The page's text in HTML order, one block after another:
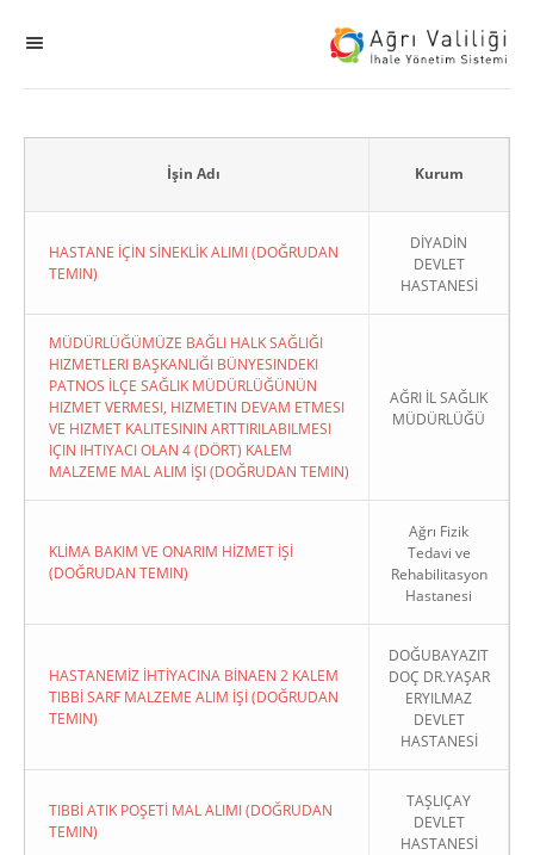
KHGB
Okul
Sonuçlanan Kayıtlar
Copyright 2022. Ağrı Valiliği
İşin Adı Kurum
HASTANE İÇİN SİNEKLİK ALIMI (DOĞRUDAN
TEMIN)
DİYADİN
DEVLET
HASTANESİ
MÜDÜRLÜĞÜMÜZE BAĞLI HALK SAĞLIĞI
HIZMETLERI BAŞKANLIĞI BÜNYESINDEKI
PATNOS İLÇE SAĞLIK MÜDÜRLÜĞÜNÜN
HIZMET VERMESI, HIZMETIN DEVAM ETMESI
VE HIZMET KALITESININ ARTTIRILABILMESI
IÇIN IHTIYACI OLAN 4 (DÖRT) KALEM
MALZEME MAL ALIM İŞI (DOĞRUDAN TEMIN)
AĞRI İL SAĞLIK
MÜDÜRLÜĞÜ
KLİMA BAKIM VE ONARIM HİZMET İŞİ
(DOĞRUDAN TEMIN)
Ağrı Fizik
Tedavi ve
Rehabilitasyon
Hastanesi
HASTANEMİZ İHTİYACINA BİNAEN 2 KALEM
TIBBİ SARF MALZEME ALIM İŞİ (DOĞRUDAN
TEMIN)
DOĞUBAYAZIT
DOÇ DR.YAŞAR
ERYILMAZ
DEVLET
HASTANESİ
TIBBİ ATIK POŞETİ MAL ALIMI (DOĞRUDAN
TEMIN)
TAŞLIÇAY
DEVLET
HASTANESİ